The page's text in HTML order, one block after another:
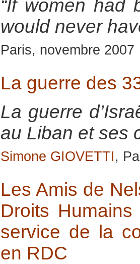
“If women had
would never
Paris, novembre 2007
La guerre des
La guerre
au Liban et ses
Simone GIOVETTI,
Les Amis de
Droits
service de la
en RDC